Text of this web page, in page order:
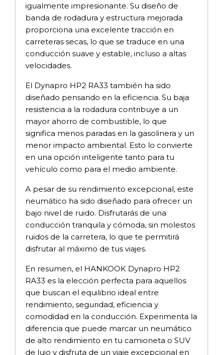
igualmente impresionante. Su diseño de
banda de rodadura y estructura mejorada
proporciona una excelente tracción en
carreteras secas, lo que se traduce en una
conducción suave y estable, incluso a altas
velocidades.
El Dynapro HP2 RA33 también ha sido
diseñado pensando en la eficiencia. Su baja
resistencia a la rodadura contribuye a un
mayor ahorro de combustible, lo que
significa menos paradas en la gasolinera y un
menor impacto ambiental. Esto lo convierte
en una opción inteligente tanto para tu
vehículo como para el medio ambiente.
A pesar de su rendimiento excepcional, este
neumático ha sido diseñado para ofrecer un
bajo nivel de ruido. Disfrutarás de una
conducción tranquila y cómoda, sin molestos
ruidos de la carretera, lo que te permitirá
disfrutar al máximo de tus viajes.
En resumen, el HANKOOK Dynapro HP2
RA33 es la elección perfecta para aquellos
que buscan el equilibrio ideal entre
rendimiento, seguridad, eficiencia y
comodidad en la conducción. Experimenta la
diferencia que puede marcar un neumático
de alto rendimiento en tu camioneta o SUV
de lujo y disfruta de un viaje excepcional en